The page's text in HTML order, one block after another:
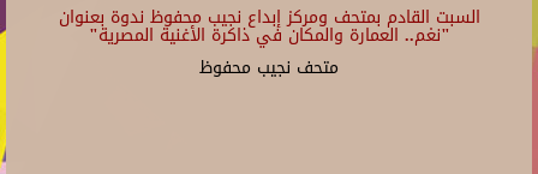
السبت القادم بمتحف ومركز إبداع نجيب محفوظ ندوة بعنوان
"نغم.. العمارة والمكان في ذاكرة الأغنية المصرية"
متحف نجيب محفوظ